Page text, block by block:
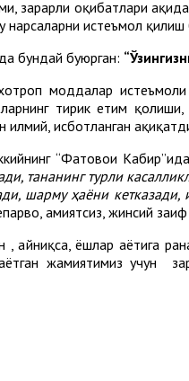
зарарли оқибатлари
нарсаларни истеъмол
бундай буюрган:
моддалар
тирик етим
исботланган
“Фатовои
тананинг турли
шарму ҳаёни кетказади,
ҳамиятсиз, жинсий
, айниқса, ёшлар ҳаётига
жамиятимиз учун